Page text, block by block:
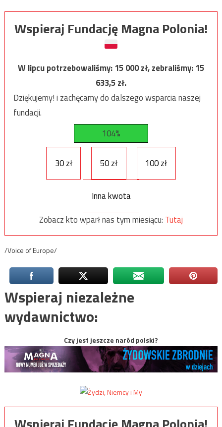
Wspieraj Fundację Magna Polonia!
W lipcu potrzebowaliśmy:15 000zł, zebraliśmy:15
633,5zł.
Dziękujemy! i zachęcamy do dalszego wsparcia naszej
fundacji.
104%
30 zł 50 zł 100 zł
Inna kwota
Zobacz kto wparł nas tym miesiącu: Tutaj
/Voice of Europe/
Wspieraj niezależne
wydawnictwo:
Czy jest jeszcze naród polski?